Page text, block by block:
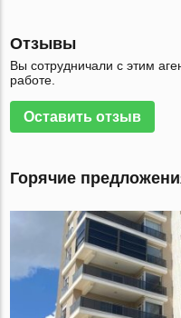
Отзывы
Вы сотрудничали с этим
работе.
Оставить отзыв
Горячие